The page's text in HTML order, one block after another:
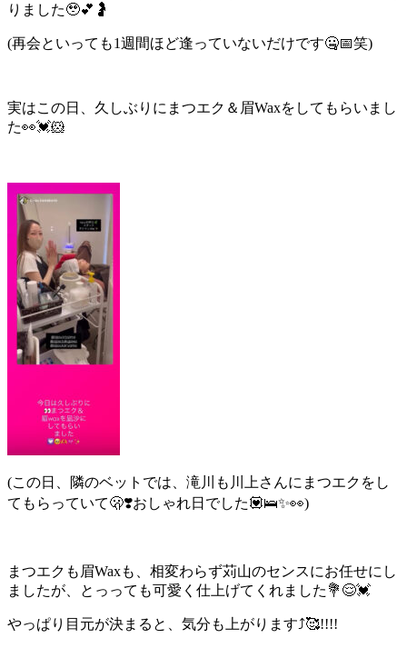
りました🥹💕🤰
(再会といっても1週間ほど逢っていないだけです🤐📅笑)
実はこの日、久しぶりにまつエク＆眉Waxをしてもらいまし
た👀💓🐹
(この日、隣のベットでは、滝川も川上さんにまつエクをし
てもらっていて🫢❣️おしゃれ日でした💟🛌✨👀)
まつエクも眉Waxも、相変わらず苅山のセンスにお任せにし
ましたが、とっっても可愛く仕上げてくれました💐😌💓
やっぱり目元が決まると、気分も上がります⤴️🥰!!!!